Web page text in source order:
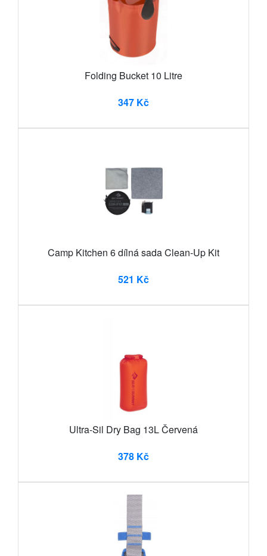
Folding Bucket 10 Litre
347 Kč
Camp Kitchen 6 dílná sada Clean-Up Kit
521 Kč
Ultra-Sil Dry Bag 13L Červená
378 Kč